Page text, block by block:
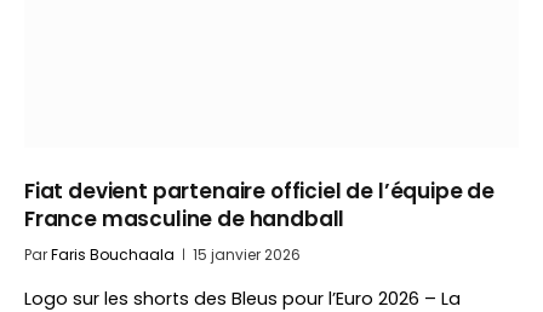
Fiat devient partenaire officiel de l’équipe de
France masculine de handball
ParFaris Bouchaala 15 janvier 2026
Logo sur les shorts des Bleus pour l’Euro 2026 – La